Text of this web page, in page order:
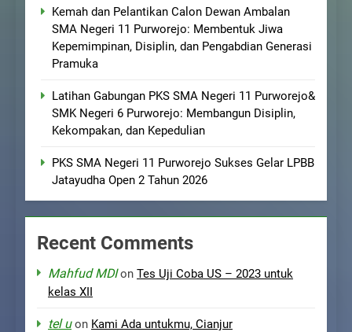
Kemah dan Pelantikan Calon Dewan Ambalan
SMA Negeri 11 Purworejo: Membentuk Jiwa
Kepemimpinan, Disiplin, dan Pengabdian Generasi
Pramuka
Latihan Gabungan PKS SMA Negeri 11 Purworejo&
SMK Negeri 6 Purworejo: Membangun Disiplin,
Kekompakan, dan Kepedulian
PKS SMA Negeri 11 Purworejo Sukses Gelar LPBB
Jatayudha Open 2 Tahun 2026
Recent Comments
Mahfud MDIon Tes Uji Coba US – 2023 untuk
kelas XII
tel uon Kami Ada untukmu, Cianjur